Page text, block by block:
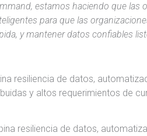
estamos haciendo que las
para que las
y mantener datos confiables
resiliencia de datos,